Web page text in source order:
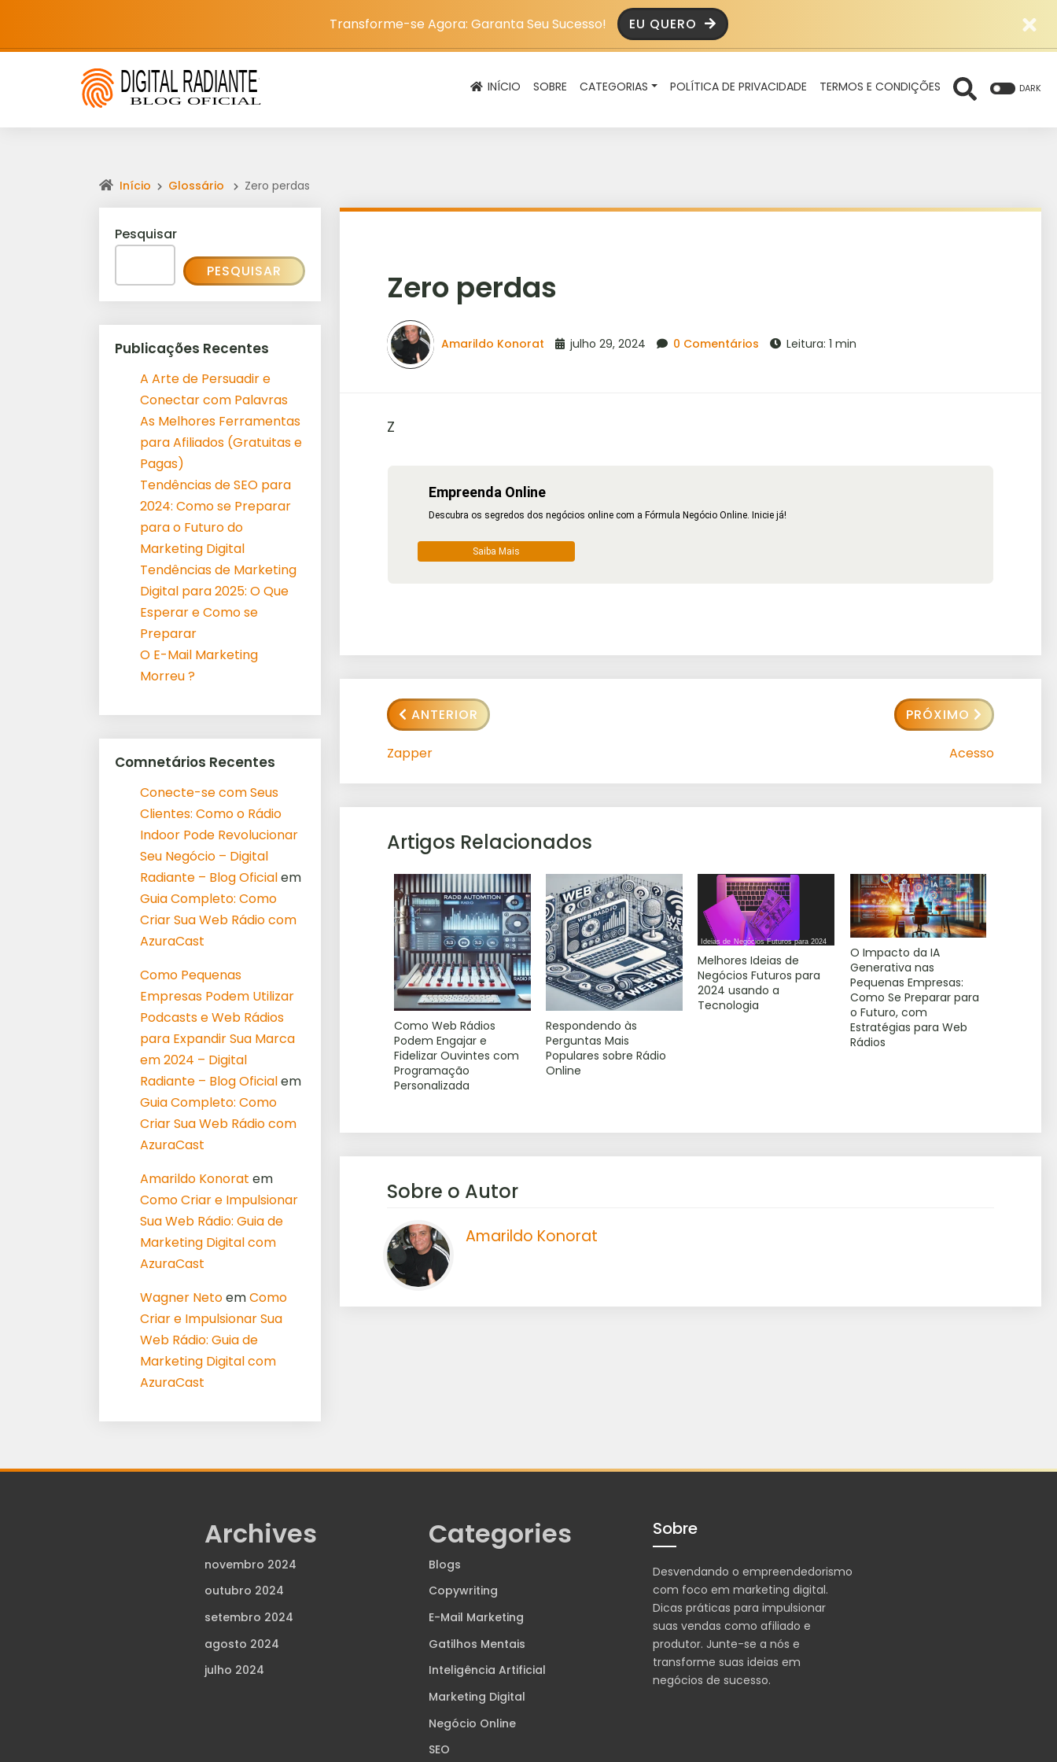
Transforme-se Agora: Garanta Seu Sucesso! EU QUERO
INÍCIO SOBRE CATEGORIAS POLÍTICA DE PRIVACIDADE TERMOS E CONDIÇÕES DARK
Início Glossário Zero perdas
Zero perdas
Amarildo Konorat julho 29, 2024 0 Comentários Leitura: 1 min
Z
Empreenda Online
Descubra os segredos dos negócios online com a Fórmula Negócio Online. Inicie já!
Saiba Mais
ANTERIOR
Zapper
PRÓXIMO
Acesso
Artigos Relacionados
Como Web Rádios
Podem Engajar e
Fidelizar Ouvintes com
Programação
Personalizada
Respondendo às
Perguntas Mais
Populares sobre Rádio
Online
Melhores Ideias de
Negócios Futuros para
2024 usando a
Tecnologia
O Impacto da IA
Generativa nas
Pequenas Empresas:
Como Se Preparar para
o Futuro, com
Estratégias para Web
Rádios
Sobre o Autor
Amarildo Konorat
Pesquisar
PESQUISAR
Publicações Recentes
A Arte de Persuadir e
Conectar com Palavras
As Melhores Ferramentas
para Afiliados (Gratuitas e
Pagas)
Tendências de SEO para
2024: Como se Preparar
para o Futuro do
Marketing Digital
Tendências de Marketing
Digital para 2025: O Que
Esperar e Como se
Preparar
O E-Mail Marketing
Morreu ?
Comnetários Recentes
Conecte-se com Seus
Clientes: Como o Rádio
Indoor Pode Revolucionar
Seu Negócio – Digital
Radiante – Blog Oficialem
Guia Completo: Como
Criar Sua Web Rádio com
AzuraCast
Como Pequenas
Empresas Podem Utilizar
Podcasts e Web Rádios
para Expandir Sua Marca
em 2024 – Digital
Radiante – Blog Oficialem
Guia Completo: Como
Criar Sua Web Rádio com
AzuraCast
Amarildo Konorat em
Como Criar e Impulsionar
Sua Web Rádio: Guia de
Marketing Digital com
AzuraCast
Wagner NetoemComo
Criar e Impulsionar Sua
Web Rádio: Guia de
Marketing Digital com
AzuraCast
Archives
novembro 2024
outubro 2024
setembro 2024
agosto 2024
julho 2024
Categories
Blogs
Copywriting
E-Mail Marketing
Gatilhos Mentais
Inteligência Artificial
Marketing Digital
Negócio Online
SEO
Sobre
Desvendando o empreendedorismo
com foco em marketing digital.
Dicas práticas para impulsionar
suas vendas como afiliado e
produtor. Junte-se a nós e
transforme suas ideias em
negócios de sucesso.